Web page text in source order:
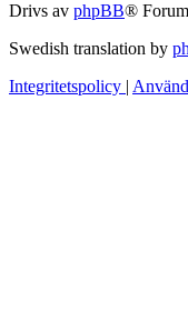
Drivs av phpBB®
Swedish translation by
Integritetspolicy |